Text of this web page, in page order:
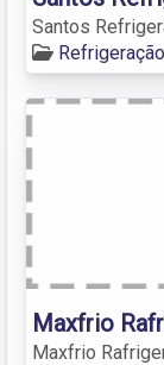
Santos
Maxfrio
Maxfrio